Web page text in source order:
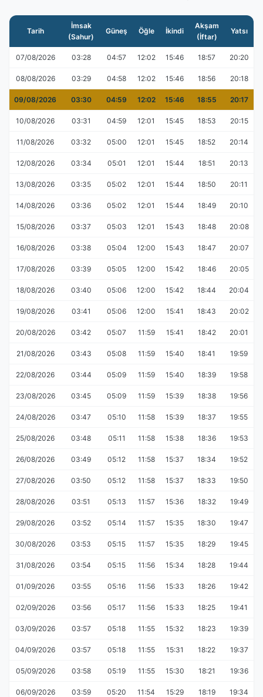
Tarih
İmsak
(Sahur)
Güneş Öğle İkindi
Akşam
(İftar)
Yatsı
07/08/2026 03:28 04:57 12:02 15:46 18:57 20:20
08/08/2026 03:29 04:58 12:02 15:46 18:56 20:18
09/08/2026 03:30 04:59 12:02 15:46 18:55 20:17
10/08/2026 03:31 04:59 12:01 15:45 18:53 20:15
11/08/2026 03:32 05:00 12:01 15:45 18:52 20:14
12/08/2026 03:34 05:01 12:01 15:44 18:51 20:13
13/08/2026 03:35 05:02 12:01 15:44 18:50 20:11
14/08/2026 03:36 05:02 12:01 15:44 18:49 20:10
15/08/2026 03:37 05:03 12:01 15:43 18:48 20:08
16/08/2026 03:38 05:04 12:00 15:43 18:47 20:07
17/08/2026 03:39 05:05 12:00 15:42 18:46 20:05
18/08/2026 03:40 05:06 12:00 15:42 18:44 20:04
19/08/2026 03:41 05:06 12:00 15:41 18:43 20:02
20/08/2026 03:42 05:07 11:59 15:41 18:42 20:01
21/08/2026 03:43 05:08 11:59 15:40 18:41 19:59
22/08/2026 03:44 05:09 11:59 15:40 18:39 19:58
23/08/2026 03:45 05:09 11:59 15:39 18:38 19:56
24/08/2026 03:47 05:10 11:58 15:39 18:37 19:55
25/08/2026 03:48 05:11 11:58 15:38 18:36 19:53
26/08/2026 03:49 05:12 11:58 15:37 18:34 19:52
27/08/2026 03:50 05:12 11:58 15:37 18:33 19:50
28/08/2026 03:51 05:13 11:57 15:36 18:32 19:49
29/08/2026 03:52 05:14 11:57 15:35 18:30 19:47
30/08/2026 03:53 05:15 11:57 15:35 18:29 19:45
31/08/2026 03:54 05:15 11:56 15:34 18:28 19:44
01/09/2026 03:55 05:16 11:56 15:33 18:26 19:42
02/09/2026 03:56 05:17 11:56 15:33 18:25 19:41
03/09/2026 03:57 05:18 11:55 15:32 18:23 19:39
04/09/2026 03:57 05:18 11:55 15:31 18:22 19:37
05/09/2026 03:58 05:19 11:55 15:30 18:21 19:36
06/09/2026 03:59 05:20 11:54 15:29 18:19 19:34